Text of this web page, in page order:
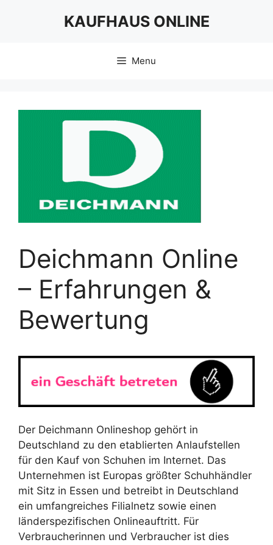
KAUFHAUS ONLINE
Menu
Deichmann Online
– Erfahrungen &
Bewertung
Der Deichmann Onlineshop gehört in
Deutschland zu den etablierten Anlaufstellen
für den Kauf von Schuhen im Internet. Das
Unternehmen ist Europas größter Schuhhändler
mit Sitz in Essen und betreibt in Deutschland
ein umfangreiches Filialnetz sowie einen
länderspezifischen Onlineauftritt. Für
Verbraucherinnen und Verbraucher ist dies